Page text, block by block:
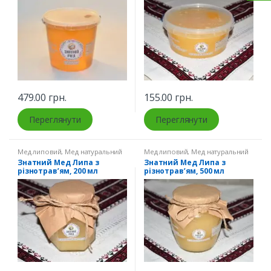
479.00 грн.
Переглянути
155.00 грн.
Переглянути
Мед липовий, Мед натуральний
Знатний Мед Липа з
різнотрав’ям, 200 мл
Мед липовий, Мед натуральний
Знатний Мед Липа з
різнотрав’ям, 500 мл